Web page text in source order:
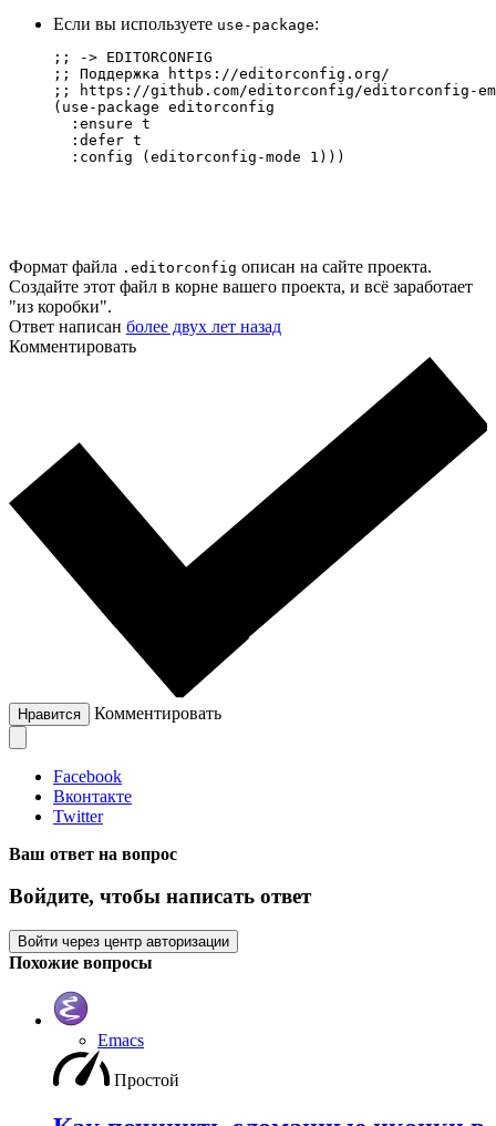
Если вы используете use-package:
;; -> EDITORCONFIG
;; Поддержка https://editorconfig.org/
;; https://github.com/editorconfig/editorconfig-
(use-package editorconfig
  :ensure t
  :defer t
  :config (editorconfig-mode 1)))
Формат файла .editorconfig описан на сайте проекта.
Создайте этот файл в корне вашего проекта, и всё заработает
"из коробки".
Ответ написан более двух лет назад
Комментировать
Нравится Комментировать
Facebook
Вконтакте
Twitter
Ваш ответ на вопрос
Войдите, чтобы написать ответ
Войти через центр авторизации
Похожие вопросы
Emacs
Простой